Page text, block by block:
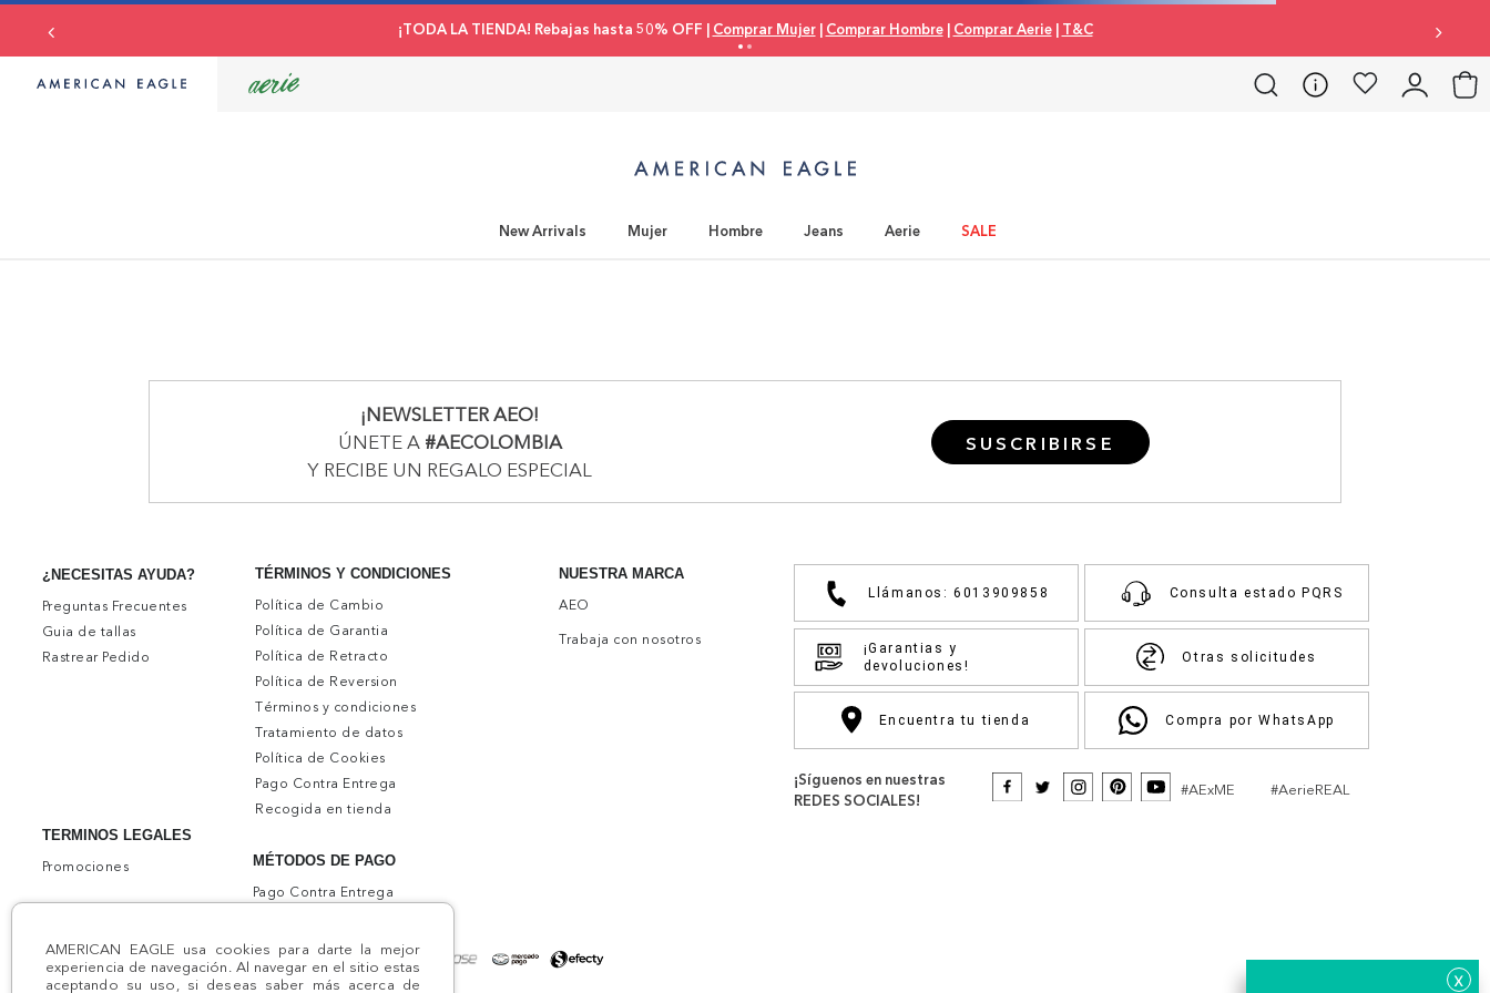
AMERICAN EAGLE usa cookies para darte la mejor
experiencia de navegación. Al navegar en el sitio estas
aceptando su uso, si deseas saber más acerca de
¡TODA LA TIENDA! Rebajas hasta 50% OFF | Comprar Mujer| Comprar Hombre| Comprar Aerie| T&C
New Arrivals Mujer Hombre Jeans Aerie SALE
x
¡NEWSLETTER AEO!
ÚNETE A #AECOLOMBIA
Y RECIBE UN REGALO ESPECIAL
SUSCRIBIRSE
¿NECESITAS AYUDA?
Preguntas Frecuentes
Guia de tallas
Rastrear Pedido
TERMINOS LEGALES
Promociones
TÉRMINOS Y CONDICIONES
Política de Cambio
Política de Garantia
Política de Retracto
Política de Reversion
Términos y condiciones
Tratamiento de datos
Política de Cookies
Pago Contra Entrega
Recogida en tienda
NUESTRA MARCA
AEO
Trabaja con nosotros
MÉTODOS DE PAGO
Pago Contra Entrega
Llámanos: 6013909858 Consulta estado PQRS
¡Garantias y
devoluciones!
Otras solicitudes
Encuentra tu tienda Compra por WhatsApp
¡Síguenos en nuestras
REDES SOCIALES!
#AExME #AerieREAL